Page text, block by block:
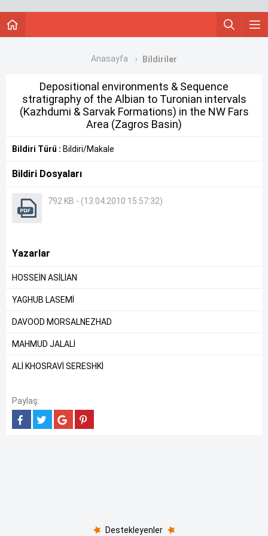
Anasayfa Bildiriler
Depositional environments & Sequence
stratigraphy of the Albian to Turonian intervals
(Kazhdumi & Sarvak Formations) in the NW Fars
Area (Zagros Basin)
Bildiri Türü : Bildiri/Makale
Bildiri Dosyaları
792 KB - (13.04.2010 15:57:32)
Yazarlar
HOSSEİN ASİLİAN
YAGHUB LASEMİ
DAVOOD MORSALNEZHAD
MAHMUD JALALİ
ALİ KHOSRAVİ SERESHKİ
Paylaş:
Destekleyenler